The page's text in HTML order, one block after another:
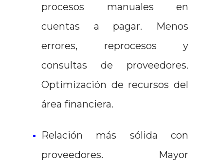
procesos manuales en
cuentas a pagar. Menos
errores, reprocesos y
consultas de proveedores.
Optimización de recursos del
área financiera.
Relación más sólida con
proveedores. Mayor